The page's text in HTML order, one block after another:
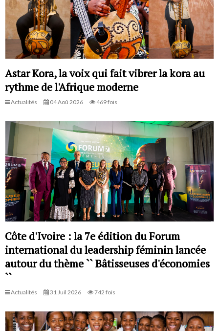
Astar Kora, la voix qui fait vibrer la kora au
rythme de l'Afrique moderne
Actualités 04 Aoû 2026 469 fois
Côte d'Ivoire : la 7e édition du Forum
international du leadership féminin lancée
autour du thème `` Bâtisseuses d'économies
``
Actualités 31 Juil 2026 742 fois